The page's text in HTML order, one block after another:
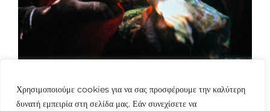
Χρησιμοποιούμε cookies για να σας προσφέρουμε την καλύτερη
δυνατή εμπειρία στη σελίδα μας. Εάν συνεχίσετε να